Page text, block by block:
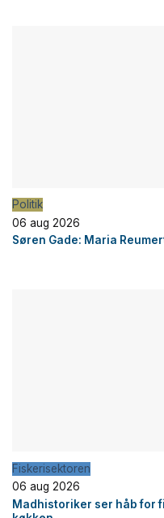
Politik
06 aug 2026
Søren Gade: Maria
Fiskerisektoren
06 aug 2026
Madhistoriker ser håb for